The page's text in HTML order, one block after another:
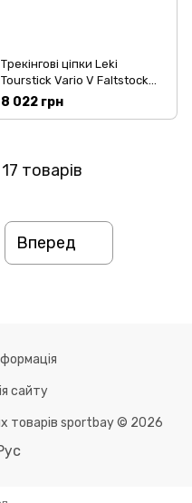
Трекінгові ціпки Leki
Tourstick Vario V Faltstock
115-135 cm (1052-636 3205)
8 022 грн
товарів
Вперед
сайту
товарів sportbay © 2026